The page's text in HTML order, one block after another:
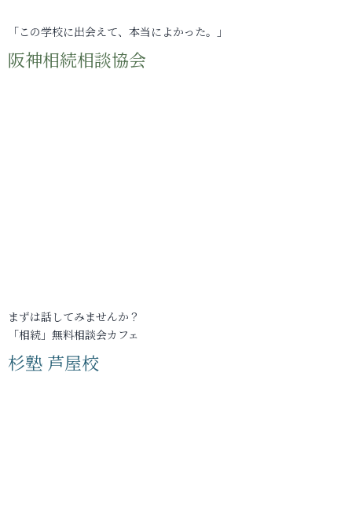
「この学校に出会えて、本当によかった。」
阪神相続相談協会
まずは話してみませんか？
「相続」無料相談会カフェ
杉塾 芦屋校